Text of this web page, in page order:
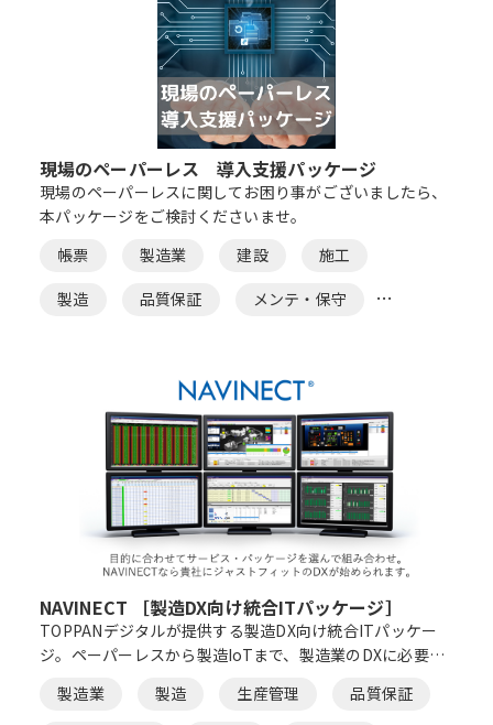
現場のペーパーレス 導入支援パッケージ
現場のペーパーレスに関してお困り事がございましたら、
本パッケージをご検討くださいませ。
帳票
製造業 建設
施工
製造
品質保証
メンテ・保守
NAVINECT ［製造DX向け統合ITパッケージ］
TOPPANデジタルが提供する製造DX向け統合ITパッケー
ジ。ペーパーレスから製造IoTまで、製造業のDXに必要な
製造業 製造 生産管理
品質保証